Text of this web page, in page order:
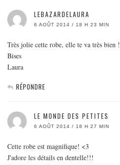
LEBAZARDELAURA
6 AOÛT 2014 / 18 H 23 MIN
Très jolie cette robe, elle te va très bien !
Bises
Laura
RÉPONDRE
LE MONDE DES PETITES
6 AOÛT 2014 / 18 H 27 MIN
Cette robe est magnifique! <3
J'adore les détails en dentelle!!!